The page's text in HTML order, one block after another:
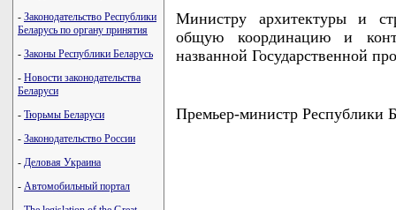
- Законодательство Республики
Беларусь по органу принятия
- Законы Республики Беларусь
- Новости законодательства
Беларуси
- Тюрьмы Беларуси
- Законодательство России
- Деловая Украина
- Автомобильный портал
Министру архитектуры и
общую координацию и
названной Государственной
Премьер-министр